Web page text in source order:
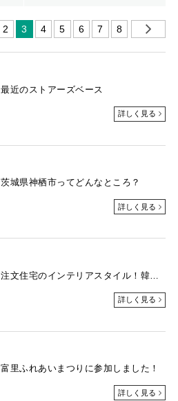
2 3 4 5 6 7 8
最近のストアーズベース
詳しく見る
茨城県神栖市ってどんなところ？
詳しく見る
詳しく見る
富里ふれあいまつりに参加しました！
詳しく見る